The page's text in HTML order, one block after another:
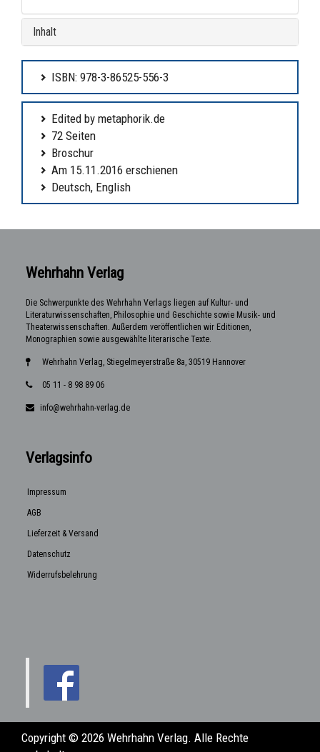
Inhalt
ISBN: 978-3-86525-556-3
Edited by metaphorik.de
72 Seiten
Broschur
Am 15.11.2016 erschienen
Deutsch, English
Wehrhahn Verlag
Die Schwerpunkte des Wehrhahn Verlags liegen auf Kultur- und
Literaturwissenschaften, Philosophie und Geschichte sowie Musik- und
Theaterwissenschaften. Außerdem veröffentlichen wir Editionen,
Monographien sowie ausgewählte literarische Texte.
Wehrhahn Verlag, Stiegelmeyerstraße 8a, 30519 Hannover
05 11 - 8 98 89 06
info@wehrhahn-verlag.de
Verlagsinfo
Impressum
AGB
Lieferzeit & Versand
Datenschutz
Widerrufsbelehrung
Copyright © 2026 Wehrhahn Verlag. Alle Rechte